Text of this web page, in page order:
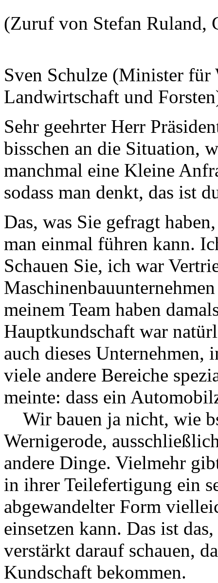
(Zuruf von Stefan Ruland,
Sven Schulze (Minister für
Landwirtschaft und
Sehr geehrter Herr
bisschen an die Situation,
manchmal eine Kleine
sodass man denkt, das ist
Das, was Sie gefragt
man einmal führen kann.
Schauen Sie, ich war
meinem Team haben
Hauptkundschaft war
auch dieses
viele andere Bereiche
meinte: dass ein
Wir bauen ja nicht, wie
Wernigerode,
andere Dinge. Vielmehr
in ihrer Teilefertigung ein
abgewandelter Form
einsetzen kann. Das ist
verstärkt darauf schauen,
Kundschaft bekommen.